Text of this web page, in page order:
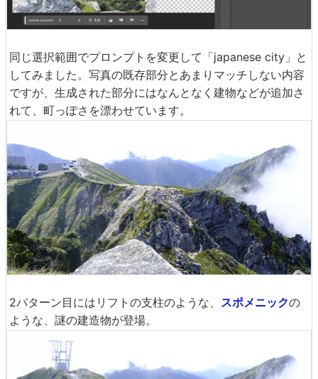
同じ選択範囲でプロンプトを変更して「japanese city」と
してみました。写真の既存部分とあまりマッチしない内容
ですが、生成された部分にはなんとなく建物などが追加さ
れて、町っぽさを漂わせています。
2パターン目にはリフトの支柱のような、 スポメニックの
ような、謎の建造物が登場。